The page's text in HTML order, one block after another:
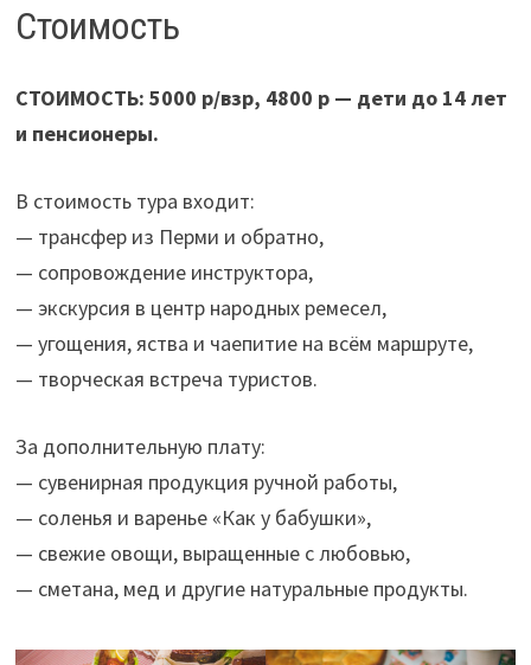
Стоимость
СТОИМОСТЬ: 5000 р/взр, 4800 р — дети до 14 лет
и пенсионеры.
В стоимость тура входит:
— трансфер из Перми и обратно,
— сопровождение инструктора,
— экскурсия в центр народных ремесел,
— угощения, яства и чаепитие на всём маршруте,
— творческая встреча туристов.
За дополнительную плату:
— сувенирная продукция ручной работы,
— соленья и варенье «Как у бабушки»,
— свежие овощи, выращенные с любовью,
— сметана, мед и другие натуральные продукты.